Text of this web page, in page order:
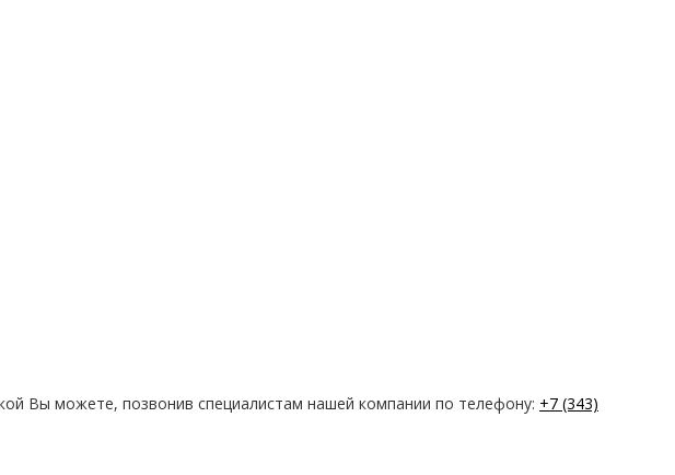
Вы можете, позвонив специалистам нашей компании по телефону: +7 (343)